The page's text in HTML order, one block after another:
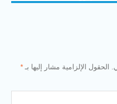
الحقول الإلزامية مشار إليها بـ *